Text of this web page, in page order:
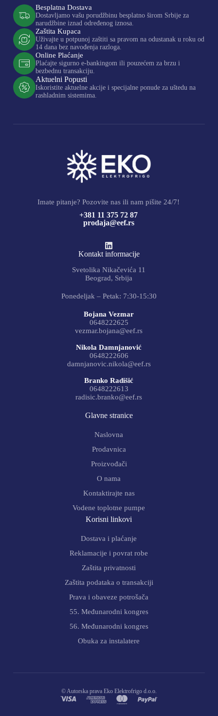
Besplatna Dostava
Dostavljamo vašu porudžbinu besplatno širom Srbije za
narudžbine iznad određenog iznosa.
Zaštita Kupaca
Uživajte u potpunoj zaštiti sa pravom na odustanak u roku od
14 dana bez navođenja razloga.
Online Plaćanje
Plaćajte sigurno e-bankingom ili pouzećem za brzu i
bezbednu transakciju.
Aktuelni Popusti
Iskoristite aktuelne akcije i specijalne ponude za uštedu na
rashladnim sistemima.
Imate pitanje? Pozovite nas ili nam pišite 24/7!
+381 11 375 72 87
prodaja@eef.rs
Kontakt informacije
Svetolika Nikačevića 11
Beograd, Srbija
Ponedeljak – Petak: 7:30-15:30
Bojana Vezmar
0648222625
vezmar.bojana@eef.rs
Nikola Damnjanović
0648222606
damnjanovic.nikola@eef.rs
Branko Radišić
0648222613
radisic.branko@eef.rs
Glavne stranice
Naslovna
Prodavnica
Proizvođači
O nama
Kontaktirajte nas
Vodene toplotne pumpe
Korisni linkovi
Dostava i plaćanje
Reklamacije i povrat robe
Zaštita privatnosti
Zaštita podataka o transakciji
Prava i obaveze potrošača
55. Međunarodni kongres
56. Međunarodni kongres
Obuka za instalatere
© Autorska prava Eko Elektrofrigo d.o.o.